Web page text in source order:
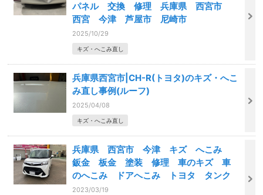
パネル 交換 修理 兵庫県 西宮市
西宮 今津 芦屋市 尼崎市
2025/10/29
キズ・へこみ直し
兵庫県西宮市|CH-R(トヨタ)のキズ・へこ
み直し事例(ルーフ)
2025/04/08
キズ・へこみ直し
兵庫県 西宮市 今津 キズ へこみ
鈑金 板金 塗装 修理 車のキズ 車
のへこみ ドアへこみ トヨタ タンク
2023/03/19